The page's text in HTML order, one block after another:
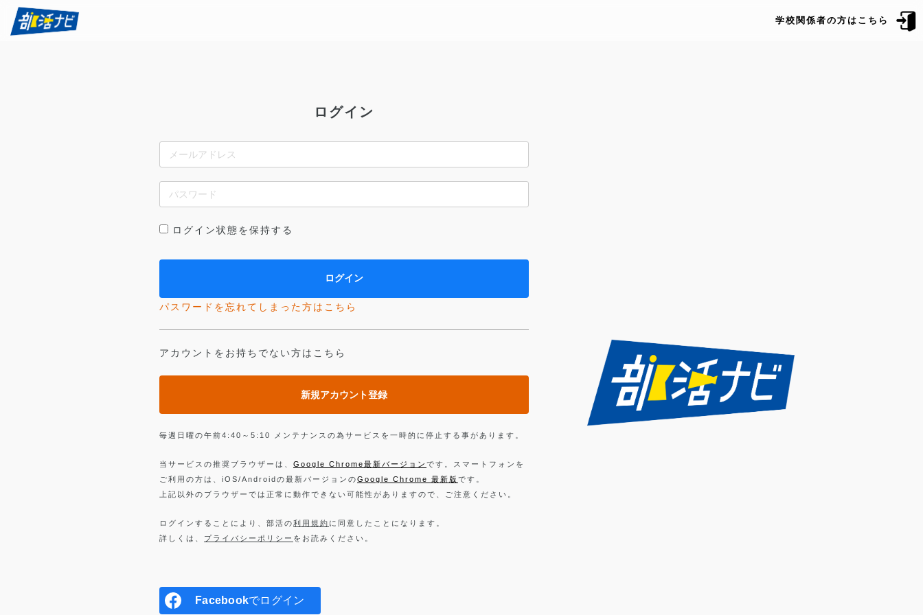
学校関係者の方はこちら
ログイン
ログイン状態を保持する
パスワードを忘れてしまった方はこちら
アカウントをお持ちでない方はこちら
新規アカウント登録
毎週日曜の午前4:40～5:10 メンテナンスの為サービスを一時的に停止する事があります。
当サービスの推奨ブラウザーは、 Google Chrome最新バージョン です。スマートフォンを
ご利用の方は、iOS/Androidの最新バージョンのGoogle Chrome 最新版 です。
上記以外のブラウザーでは正常に動作できない可能性がありますので、ご注意ください。
ログインすることにより、部活の利用規約 に同意したことになります。
詳しくは、 プライバシーポリシー をお読みください。
Facebookでログイン